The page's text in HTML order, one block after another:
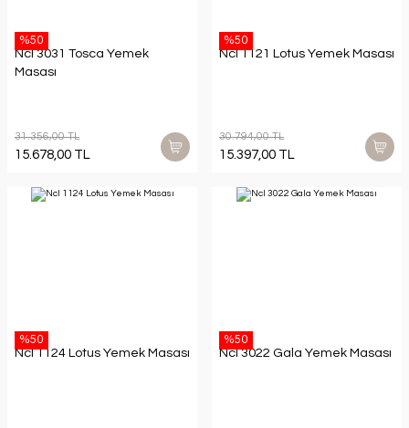
%50
Ncl 3031 Tosca Yemek
Masası
31.356,00 TL
15.678,00 TL
%50
Ncl 1121 Lotus Yemek Masası
30.794,00 TL
15.397,00 TL
%50
Ncl 1124 Lotus Yemek Masası
%50
Ncl 3022 Gala Yemek Masası